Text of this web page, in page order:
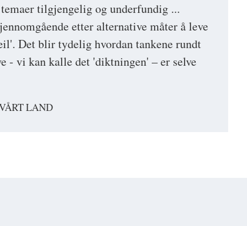
tilgjengelig og underfundig ...
etter alternative måter å leve
Det blir tydelig hvordan tankene rundt
- vi kan kalle det 'diktningen' – er selve
LAND